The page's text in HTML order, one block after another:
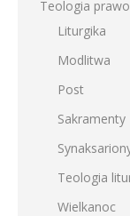
Teologia
Liturgika
Modlitwa
Post
Sakramenty
Teologia
Wielkanoc